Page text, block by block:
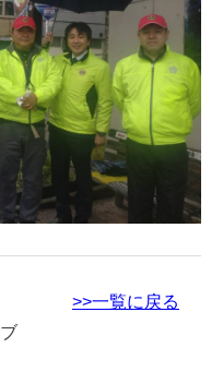
>>一覧に戻る